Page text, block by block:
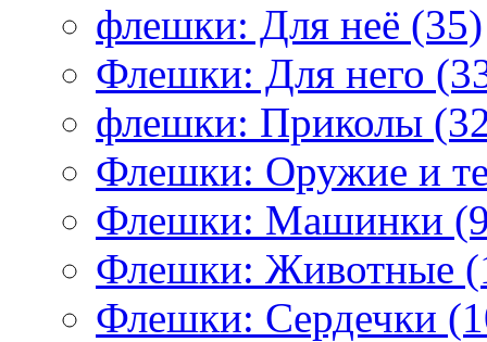
флешки: Для неё (35)
Флешки: Для него
флешки: Приколы
Флешки: Оружие и
Флешки: Машинки
Флешки: Животные
Флешки: Сердечки